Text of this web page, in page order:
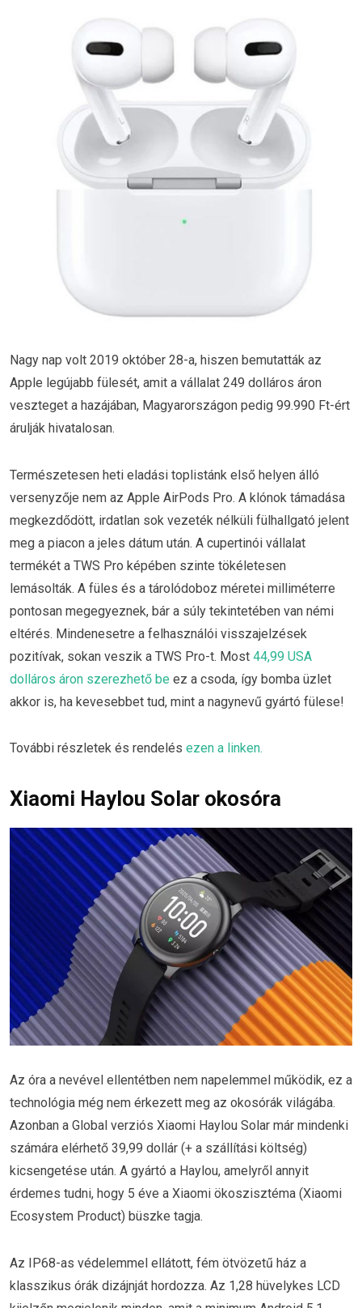
Nagy nap volt 2019 október 28-a, hiszen bemutatták az
Apple legújabb fülesét, amit a vállalat 249 dolláros áron
veszteget a hazájában, Magyarországon pedig 99.990 Ft-ért
árulják hivatalosan.
Természetesen heti eladási toplistánk első helyen álló
versenyzője nem az Apple AirPods Pro. A klónok támadása
megkezdődött, irdatlan sok vezeték nélküli fülhallgató jelent
meg a piacon a jeles dátum után. A cupertinói vállalat
termékét a TWS Pro képében szinte tökéletesen
lemásolták. A füles és a tárolódoboz méretei milliméterre
pontosan megegyeznek, bár a súly tekintetében van némi
eltérés. Mindenesetre a felhasználói visszajelzések
pozitívak, sokan veszik a TWS Pro-t. Most 44,99 USA
dolláros áron szerezhető be ez a csoda, így bomba üzlet
akkor is, ha kevesebbet tud, mint a nagynevű gyártó fülese!
További részletek és rendelés ezen a linken.
Xiaomi Haylou Solar okosóra
Az óra a nevével ellentétben nem napelemmel működik, ez a
technológia még nem érkezett meg az okosórák világába.
Azonban a Global verziós Xiaomi Haylou Solar már mindenki
számára elérhető 39,99 dollár (+ a szállítási költség)
kicsengetése után. A gyártó a Haylou, amelyről annyit
érdemes tudni, hogy 5 éve a Xiaomi ökoszisztéma (Xiaomi
Ecosystem Product) büszke tagja.
Az IP68-as védelemmel ellátott, fém ötvözetű ház a
klasszikus órák dizájnját hordozza. Az 1,28 hüvelykes LCD